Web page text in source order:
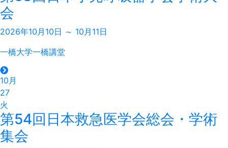
会
2026年10月10日 ～ 10月11日
一橋大学一橋講堂
10月
27
火
第54回日本救急医学会総会・学術
集会